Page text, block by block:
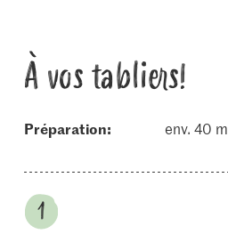
À vos tabliers!
Préparation: env. 40